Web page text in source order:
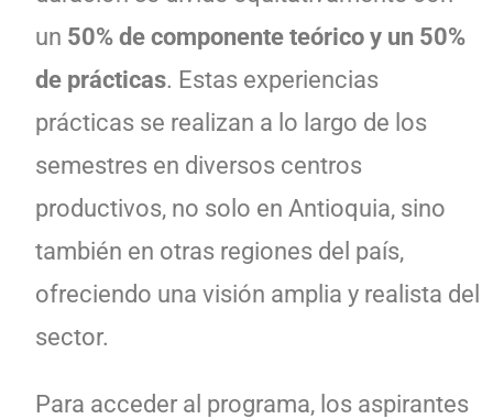
un 50% de componente teórico y un 50%
de prácticas. Estas experiencias
prácticas se realizan a lo largo de los
semestres en diversos centros
productivos, no solo en Antioquia, sino
también en otras regiones del país,
ofreciendo una visión amplia y realista del
sector.
Para acceder al programa, los aspirantes